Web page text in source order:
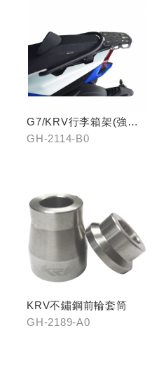
G7/KRV行李箱架(強化)
置物版型
GH-2114-B0
KRV不鏽鋼前輪套筒
GH-2189-A0